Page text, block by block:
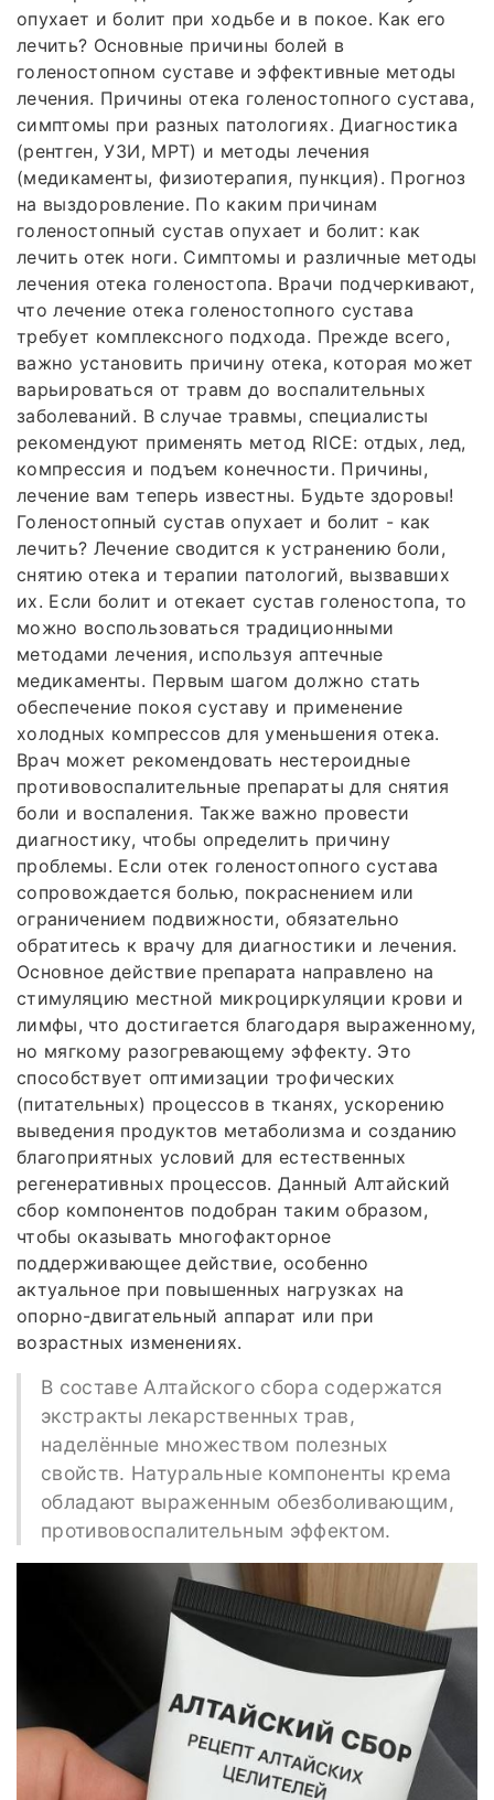
опухает и болит при ходьбе и в покое. Как его
лечить? Основные причины болей в
голеностопном суставе и эффективные методы
лечения. Причины отека голеностопного сустава,
симптомы при разных патологиях. Диагностика
(рентген, УЗИ, МРТ) и методы лечения
(медикаменты, физиотерапия, пункция). Прогноз
на выздоровление. По каким причинам
голеностопный сустав опухает и болит: как
лечить отек ноги. Симптомы и различные методы
лечения отека голеностопа. Врачи подчеркивают,
что лечение отека голеностопного сустава
требует комплексного подхода. Прежде всего,
важно установить причину отека, которая может
варьироваться от травм до воспалительных
заболеваний. В случае травмы, специалисты
рекомендуют применять метод RICE: отдых, лед,
компрессия и подъем конечности. Причины,
лечение вам теперь известны. Будьте здоровы!
Голеностопный сустав опухает и болит - как
лечить? Лечение сводится к устранению боли,
снятию отека и терапии патологий, вызвавших
их. Если болит и отекает сустав голеностопа, то
можно воспользоваться традиционными
методами лечения, используя аптечные
медикаменты. Первым шагом должно стать
обеспечение покоя суставу и применение
холодных компрессов для уменьшения отека.
Врач может рекомендовать нестероидные
противовоспалительные препараты для снятия
боли и воспаления. Также важно провести
диагностику, чтобы определить причину
проблемы. Если отек голеностопного сустава
сопровождается болью, покраснением или
ограничением подвижности, обязательно
обратитесь к врачу для диагностики и лечения.
Основное действие препарата направлено на
стимуляцию местной микроциркуляции крови и
лимфы, что достигается благодаря выраженному,
но мягкому разогревающему эффекту. Это
способствует оптимизации трофических
(питательных) процессов в тканях, ускорению
выведения продуктов метаболизма и созданию
благоприятных условий для естественных
регенеративных процессов. Данный Алтайский
сбор компонентов подобран таким образом,
чтобы оказывать многофакторное
поддерживающее действие, особенно
актуальное при повышенных нагрузках на
опорно-двигательный аппарат или при
возрастных изменениях.
В составе Алтайского сбора содержатся
экстракты лекарственных трав,
наделённые множеством полезных
свойств. Натуральные компоненты крема
обладают выраженным обезболивающим,
противовоспалительным эффектом.